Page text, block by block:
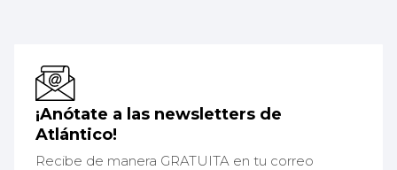
¡Anótate a las newsletters de
Atlántico!
Recibe de manera GRATUITA en tu correo